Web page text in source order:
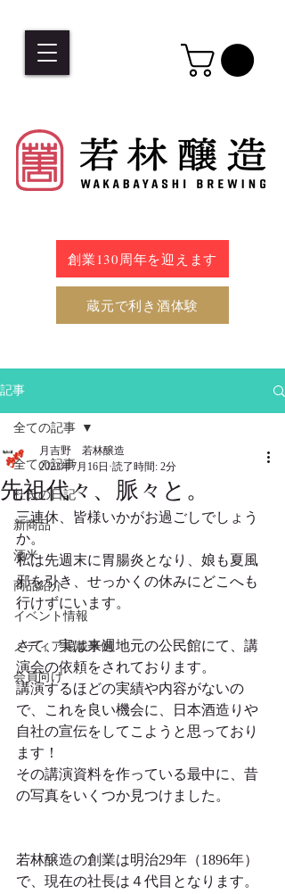
創業130周年を迎えます
蔵元で利き酒体験
記事
全ての記事
杜氏の日記
新商品
酒米
商品紹介
イベント情報
メディア掲載事例
会員向け
全ての記事
先祖代々、脈々と。
月吉野 若林醸造
2023年7月16日 読了時間: 2分
三連休、皆様いかがお過ごしでしょう
か。
私は先週末に胃腸炎となり、娘も夏風
邪を引き、せっかくの休みにどこへも
行けずにいます。
さて、実は来週地元の公民館にて、講
演会の依頼をされております。
講演するほどの実績や内容がないの
で、これを良い機会に、日本酒造りや
自社の宣伝をしてこようと思っており
ます！
その講演資料を作っている最中に、昔
の写真をいくつか見つけました。
若林醸造の創業は明治29年（1896年）
で、現在の社長は４代目となります。